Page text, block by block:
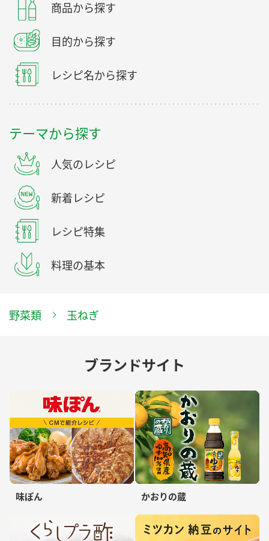
商品から探す
目的から探す
レシピ名から探す
テーマから探す
人気のレシピ
新着レシピ
レシピ特集
料理の基本
野菜類 玉ねぎ
ブランドサイト
味ぽん かおりの蔵